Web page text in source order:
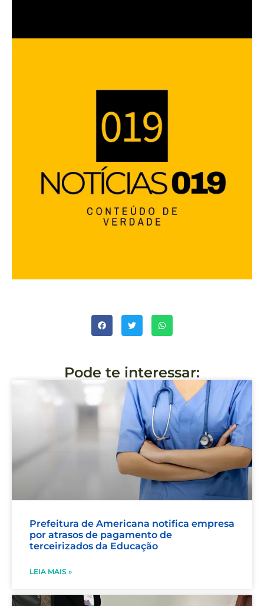
Pode te interessar:
Prefeitura de Americana notifica empresa
por atrasos de pagamento de
terceirizados da Educação
LEIA MAIS »